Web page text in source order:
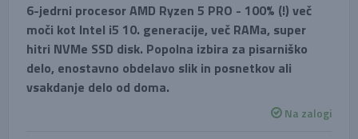
6-jedrni procesor AMD Ryzen 5 PRO - 100% (!) več
moči kot Intel i5 10. generacije, več RAMa, super
hitri NVMe SSD disk. Popolna izbira za pisarniško
delo, enostavno obdelavo slik in posnetkov ali
vsakdanje delo od doma.
Na zalogi